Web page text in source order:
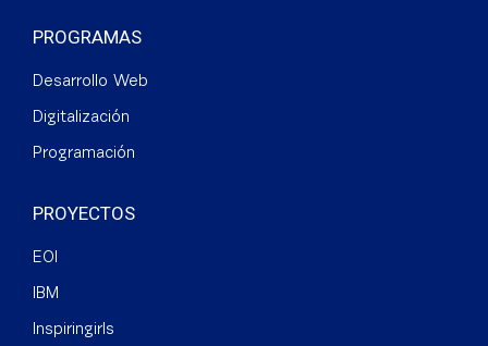
PROGRAMAS
Desarrollo Web
Digitalización
Programación
PROYECTOS
EOI
IBM
Inspiringirls